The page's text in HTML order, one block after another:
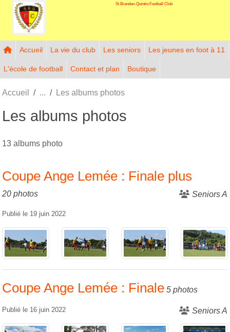
St Brandan-Quintin Football Club
Accueil La vie du club Les seniors Les jeunes en foot à 11
L'école de football Contact et plan Boutique
Accueil Les albums photos
Les albums photos
13 albums photo
Coupe Ange Lemée : Finale plus
20 photos Seniors A
Publié le 19 juin 2022
Coupe Ange Lemée : Finale 5 photos
Seniors A
Publié le 16 juin 2022
Panneau de gestion des cookies